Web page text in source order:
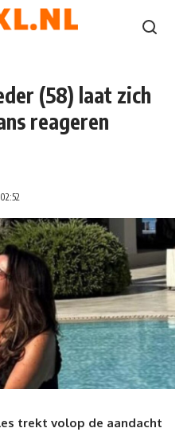
(58) laat zich
reageren
trekt volop de aandacht